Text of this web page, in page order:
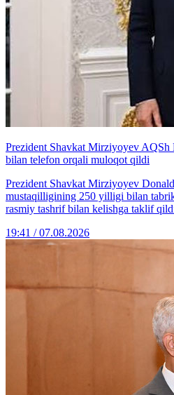
Prezident Shavkat Mirziyoyev AQSh
bilan telefon orqali muloqot qildi
Prezident Shavkat Mirziyoyev
mustaqilligining 250 yilligi bilan
rasmiy tashrif bilan kelishga taklif
19:41 / 07.08.2026